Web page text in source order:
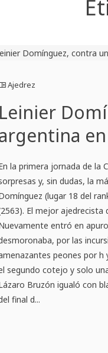
Ajedrez
Leinier
la primera jornada de la
y, sin dudas, la
(lugar 18 del
El mejor
entró en
por las
peones por h
segundo cotejo y solo
Bruzón igualó con
final d...